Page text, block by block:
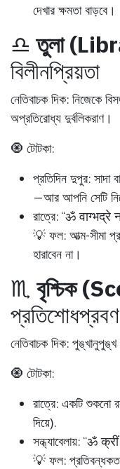
দেখার ক্ষমতা বাড়বে।
♎তুলা
বিলীনপ্রিয়তা
নেতিবাচক দিক: নিজেকে
অপ্রতিরোধ্য দুর্বলিকরাণ।
🧿 টোটকা:
প্রতিদিন দুপুর: সাদা
—আর আপনি সেটি
রাত্রে: “ॐ वाग्भद्रे
💡 ফল: আত্ম-সীমা
হারাবেন না।
♏ বৃশ্চিক
নেতিবাচক দিক: পুঙ্খানুপুঙ্খ
🧿 টোটকা:
রাত্রে: একটি শুকনো
দিয়ে).
সন্ধ্যাবেলায়: “ॐ क्रीं
💡 ফল: